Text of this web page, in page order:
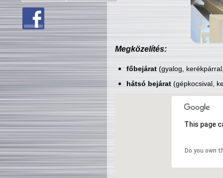
Megközelítés:
főbejárat(gyalog,
hátsó bejárat(gépkocsival,
This page
Do you own